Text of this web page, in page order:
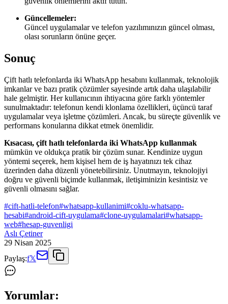
Güncellemeler:
Güncel uygulamalar ve telefon yazılımınızın güncel olması,
olası sorunların önüne geçer.
Sonuç
Çift hatlı telefonlarda iki WhatsApp hesabını kullanmak, teknolojik
imkanlar ve bazı pratik çözümler sayesinde artık daha ulaşılabilir
hale gelmiştir. Her kullanıcının ihtiyacına göre farklı yöntemler
sunulmaktadır: telefonun kendi klonlama özellikleri, üçüncü taraf
uygulamalar veya işletme çözümleri. Ancak, bu süreçte güvenlik ve
performans konularına dikkat etmek önemlidir.
Kısacası, çift hatlı telefonlarda iki WhatsApp kullanmak
mümkün ve oldukça pratik bir çözüm sunar. Kendinize uygun
yöntemi seçerek, hem kişisel hem de iş hayatınızı tek cihaz
üzerinden daha düzenli yönetebilirsiniz. Unutmayın, teknolojiyi
doğru ve güvenli biçimde kullanmak, iletişiminizin kesintisiz ve
güvenli olmasını sağlar.
#cift-hatli-telefon#whatsapp-kullanimi#coklu-whatsapp-
hesabi#android-cift-uygulama#clone-uygulamalari#whatsapp-
web#hesap-guvenligi
Aslı Çetiner
29 Nisan 2025
Paylaş:f𝕏
Yorumlar: